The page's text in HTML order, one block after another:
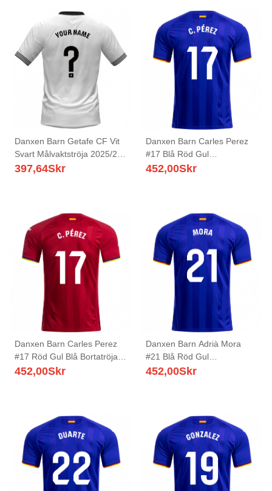
Danxen Barn Getafe CF Vit
Svart Målvaktströja 2025/26
T-tröja
397,64Skr
Danxen Barn Carles Perez
#17 Blå Röd Gul
Hemmatröja Matchtröjor
452,00Skr
Danxen Barn Carles Perez
#17 Röd Gul Blå Bortatröja
Matchtröjor 2025/26 Tröjor
452,00Skr
Danxen Barn Adrià Mora
#21 Blå Röd Gul
Hemmatröja Matchtröjor
452,00Skr